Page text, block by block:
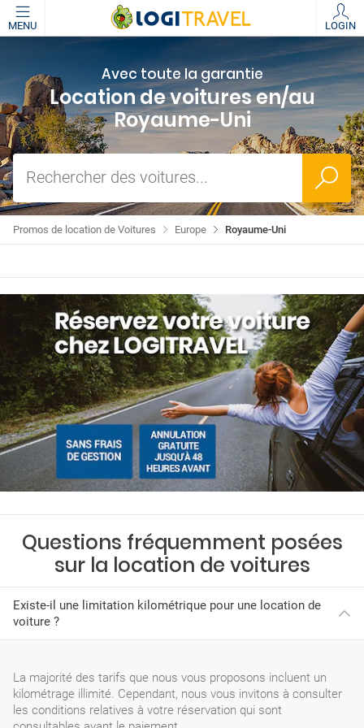
MENU LOGIN
Avec toute la garantie
Location de voitures en/au
Royaume-Uni
Rechercher des voitures...
Royaume-Uni
Europe
Promos de location de Voitures
Questions fréquemment posées
sur la location de voitures
Existe-il une limitation kilométrique pour une location de
voiture ?
La majorité des tarifs que nous vous proposons incluent un
kilométrage illimité. Cependant, nous vous invitons à consulter
les conditions relatives à votre réservation qui sont